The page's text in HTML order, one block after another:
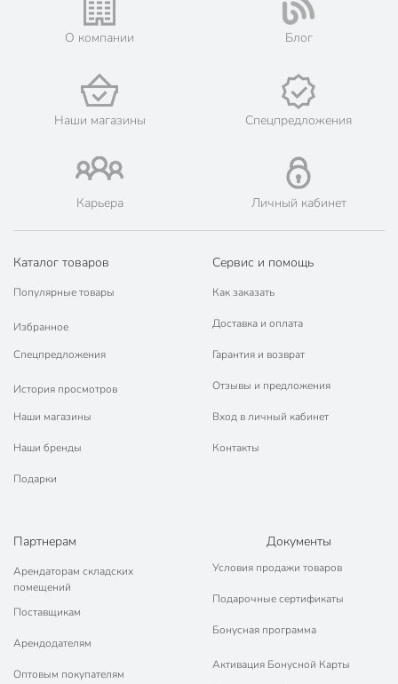
Мы предлагаем бесплатную курьерскую доставку для товара
«кресла-качалки» при заказе от 3000 рублей в такие города,
как: Новокубанск, Усть-Лабинск, Курганинск, Лабинск,
💳 Оплата: онлайн на сайте интернет-гипермаркета или
наличными при получении.
🛍 Скидки, акции, распродажи каждый день!
Порядок - официальный представитель ведущих мировых
марок.
О компании Блог
Наши магазины Спецпредложения
Карьера Личный кабинет
Каталог товаров
Популярные товары
Избранное
Спецпредложения
История просмотров
Наши магазины
Наши бренды
Подарки
Сервис и помощь
Как заказать
Доставка и оплата
Гарантия и возврат
Отзывы и предложения
Вход в личный кабинет
Контакты
Партнерам
Арендаторам складских
помещений
Поставщикам
Арендодателям
Оптовым покупателям
Документы
Условия продажи товаров
Подарочные сертификаты
Бонусная программа
Активация Бонусной Карты